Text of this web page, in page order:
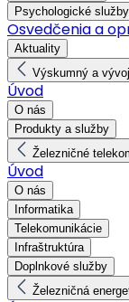
Psychologické služby
Osvedčenia a
Aktuality
Výskumný a
Úvod
O nás
Produkty a služby
Železničné
Úvod
O nás
Informatika
Telekomunikácie
Infraštruktúra
Doplnkové služby
Železničná